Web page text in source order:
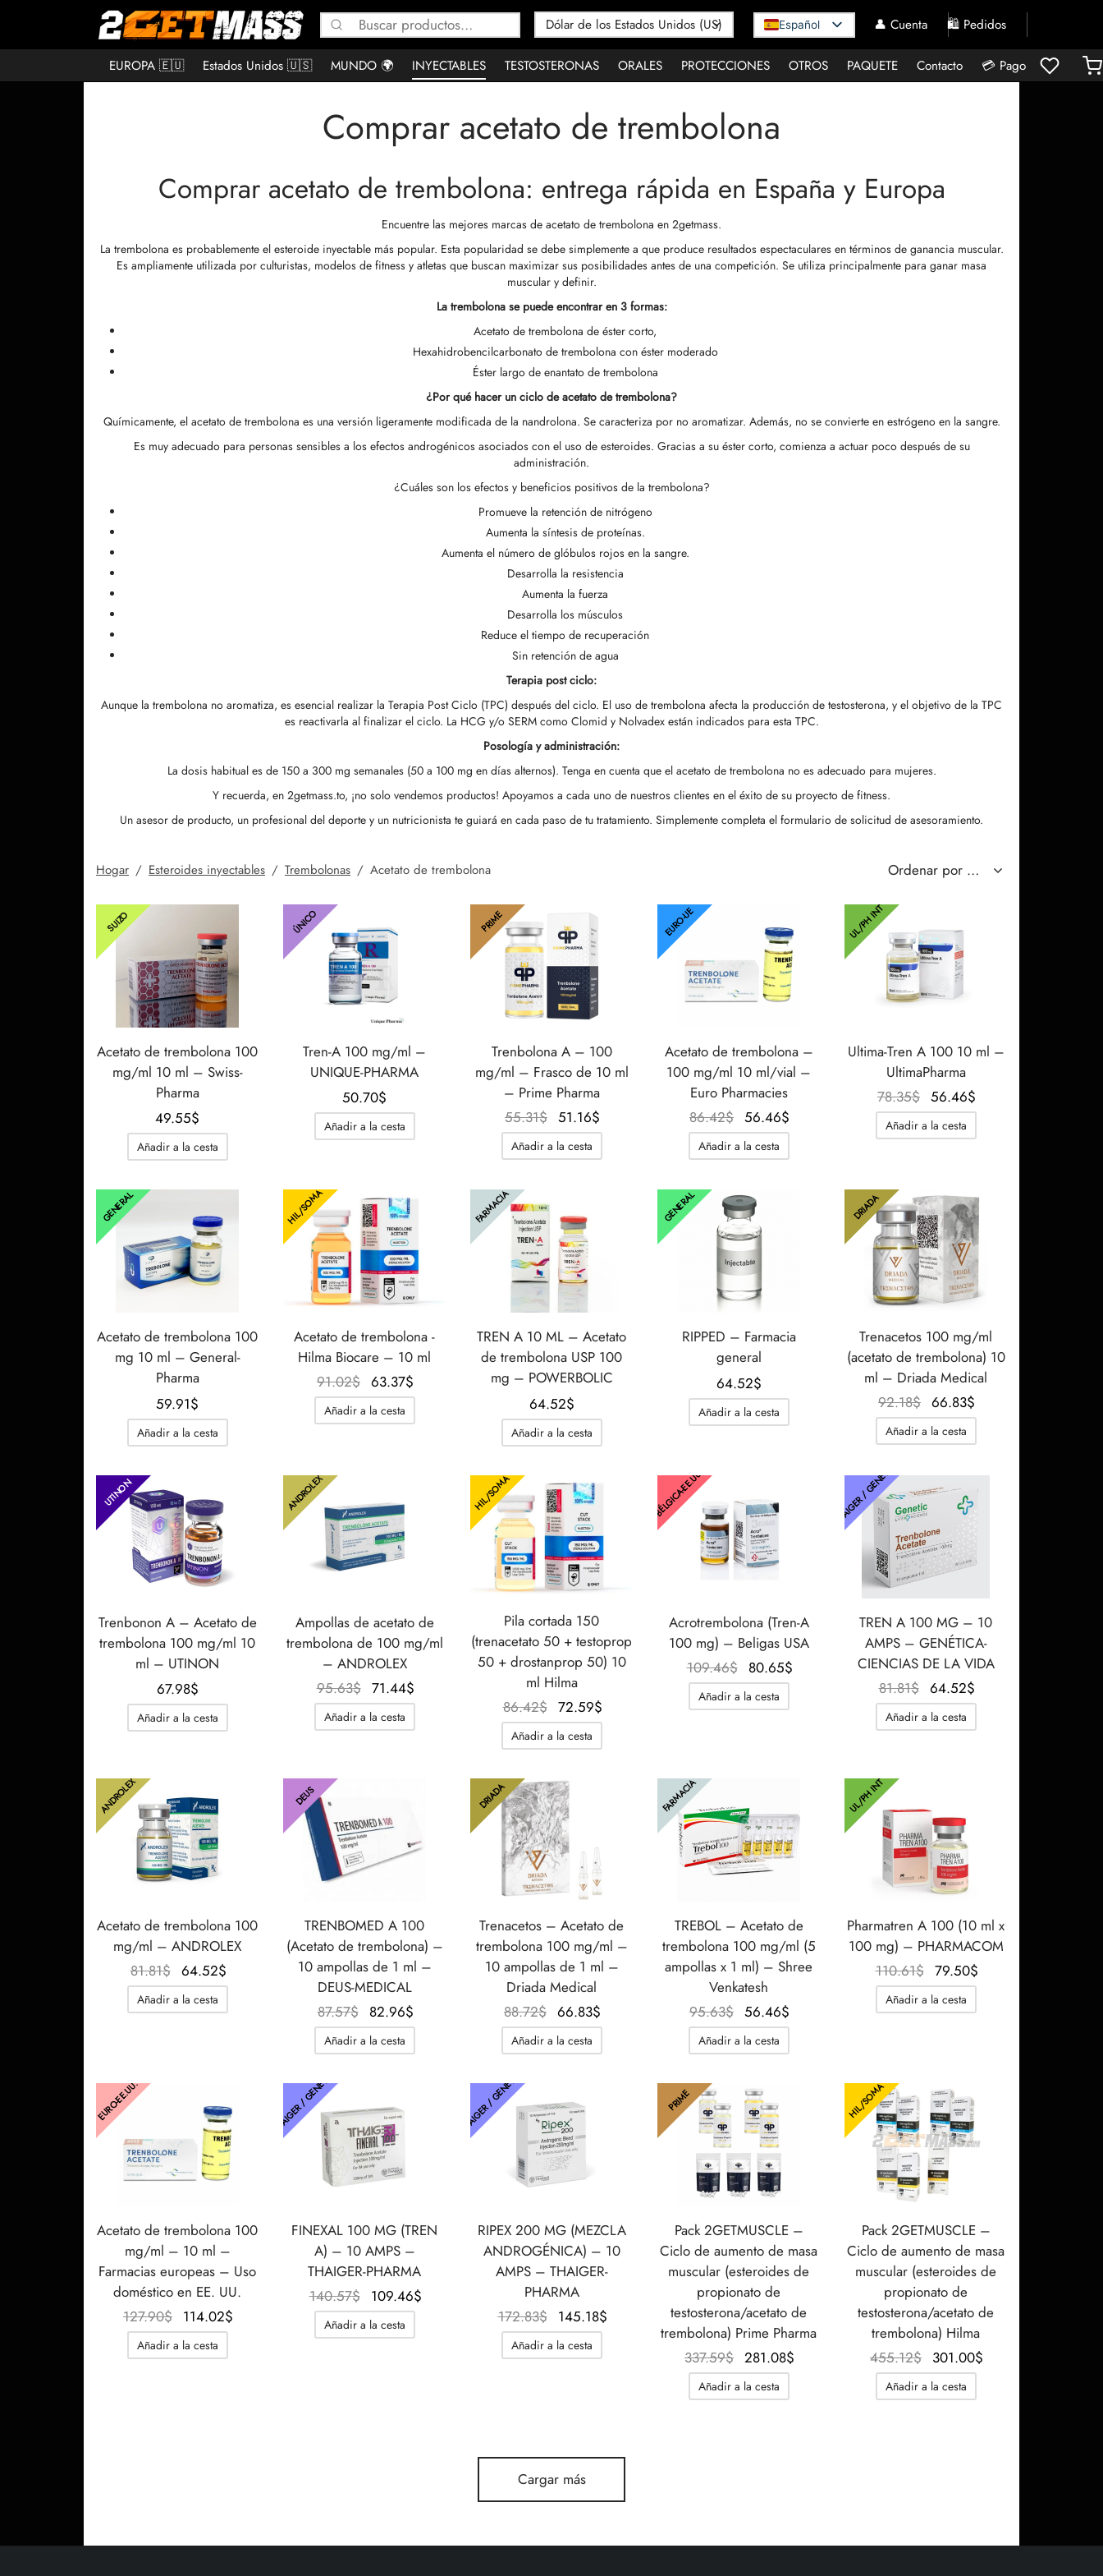
Buscar
por:
Español 👤 Cuenta 🛍️ Pedidos
EUROPA 🇪🇺 Estados Unidos 🇺🇸 MUNDO 🌍 INYECTABLES TESTOSTERONAS ORALES PROTECCIONES OTROS PAQUETE Contacto 💳 Pago
Comprar acetato de trembolona
Comprar acetato de trembolona: entrega rápida en España y Europa
Encuentre las mejores marcas de acetato de trembolona en 2getmass.
La trembolona es probablemente el esteroide inyectable más popular. Esta popularidad se debe simplemente a que produce resultados espectaculares en términos de ganancia muscular.
Es ampliamente utilizada por culturistas, modelos de fitness y atletas que buscan maximizar sus posibilidades antes de una competición. Se utiliza principalmente para ganar masa
muscular y definir.
La trembolona se puede encontrar en 3 formas:
Acetato de trembolona de éster corto,
Hexahidrobencilcarbonato de trembolona con éster moderado
Éster largo de enantato de trembolona
¿Por qué hacer un ciclo de acetato de trembolona?
Químicamente, el acetato de trembolona es una versión ligeramente modificada de la nandrolona. Se caracteriza por no aromatizar. Además, no se convierte en estrógeno en la sangre.
Es muy adecuado para personas sensibles a los efectos androgénicos asociados con el uso de esteroides. Gracias a su éster corto, comienza a actuar poco después de su
administración.
¿Cuáles son los efectos y beneficios positivos de la trembolona?
Promueve la retención de nitrógeno
Aumenta la síntesis de proteínas.
Aumenta el número de glóbulos rojos en la sangre.
Desarrolla la resistencia
Aumenta la fuerza
Desarrolla los músculos
Reduce el tiempo de recuperación
Sin retención de agua
Terapia post ciclo:
Aunque la trembolona no aromatiza, es esencial realizar la Terapia Post Ciclo (TPC) después del ciclo. El uso de trembolona afecta la producción de testosterona, y el objetivo de la TPC
es reactivarla al finalizar el ciclo. La HCG y/o SERM como Clomid y Nolvadex están indicados para esta TPC.
Posología y administración:
La dosis habitual es de 150 a 300 mg semanales (50 a 100 mg en días alternos). Tenga en cuenta que el acetato de trembolona no es adecuado para mujeres.
Y recuerda, en 2getmass.to, ¡no solo vendemos productos! Apoyamos a cada uno de nuestros clientes en el éxito de su proyecto de fitness.
Un asesor de producto, un profesional del deporte y un nutricionista te guiará en cada paso de tu tratamiento. Simplemente completa el formulario de solicitud de asesoramiento.
Hogar / Esteroides inyectables / Trembolonas / Acetato de trembolona
SUIZO
Acetato de trembolona 100
mg/ml 10 ml – Swiss-
Pharma
49.55$
Añadir a la cesta
ÚNICO
Tren-A 100 mg/ml –
UNIQUE-PHARMA
50.70$
Añadir a la cesta
PRIME
Trenbolona A – 100
mg/ml – Frasco de 10 ml
– Prime Pharma
55.31$
El
precio
original
51.16$
Añadir a la cesta
EURO-UE
Acetato de trembolona –
100 mg/ml 10 ml/vial –
Euro Pharmacies
86.42$
El
precio
original
86.42$.
56.46$
Añadir a la cesta
UL/PH INT
Ultima-Tren A 100 10 ml –
UltimaPharma
78.35$
El
precio
original
56.46$
Añadir a la cesta
GENERAL
Acetato de trembolona 100
mg 10 ml – General-
Pharma
59.91$
Añadir a la cesta
HIL/SOMA
Acetato de trembolona -
Hilma Biocare – 10 ml
91.02$
El
precio
original
63.37$
Añadir a la cesta
FARMACIA
TREN A 10 ML – Acetato
de trembolona USP 100
mg – POWERBOLIC
64.52$
Añadir a la cesta
GENERAL
RIPPED – Farmacia
general
64.52$
Añadir a la cesta
DRIADA
Trenacetos 100 mg/ml
(acetato de trembolona) 10
ml – Driada Medical
92.18$
El
precio
original
92.18$.
66.83$
Añadir a la cesta
UTINON
Trenbonon A – Acetato de
trembolona 100 mg/ml 10
ml – UTINON
67.98$
Añadir a la cesta
ANDROLEX
Ampollas de acetato de
trembolona de 100 mg/ml
– ANDROLEX
95.63$
El
precio
original
71.44$
Añadir a la cesta
HIL/SOMA
Pila cortada 150
(trenacetato 50 + testoprop
50 + drostanprop 50) 10
ml Hilma
86.42$
El
precio
original
86.42$.
72.59$
Añadir a la cesta
BÉLGICA-EE.UU.
Acrotrembolona (Tren-A
100 mg) – Beligas USA
109.46$
El precio
original
era:
80.65$
Añadir a la cesta
THAIGER / GENÉTICA
TREN A 100 MG – 10
AMPS – GENÉTICA-
CIENCIAS DE LA VIDA
81.81$
El
precio
original
64.52$
Añadir a la cesta
ANDROLEX
Acetato de trembolona 100
mg/ml – ANDROLEX
81.81$
El
precio
original
64.52$
Añadir a la cesta
DEUS
TRENBOMED A 100
(Acetato de trembolona) –
10 ampollas de 1 ml –
DEUS-MEDICAL
87.57$
El
precio
original
82.96$
Añadir a la cesta
DRIADA
Trenacetos – Acetato de
trembolona 100 mg/ml –
10 ampollas de 1 ml –
Driada Medical
88.72$
El
precio
original
66.83$
Añadir a la cesta
FARMACIA
TREBOL – Acetato de
trembolona 100 mg/ml (5
ampollas x 1 ml) – Shree
Venkatesh
95.63$
El
precio
original
95.63$.
56.46$
Añadir a la cesta
UL/PH INT
Pharmatren A 100 (10 ml x
100 mg) – PHARMACOM
110.61$ El precio
original
era:
79.50$
Añadir a la cesta
EURO-EE.UU.
Acetato de trembolona 100
mg/ml – 10 ml –
Farmacias europeas – Uso
doméstico en EE. UU.
127.90$ El precio
original
era:
114.02$
Añadir a la cesta
THAIGER / GENÉTICA
FINEXAL 100 MG (TREN
A) – 10 AMPS –
THAIGER-PHARMA
140.57$
El precio
original
era:
109.46$
Añadir a la cesta
THAIGER / GENÉTICA
RIPEX 200 MG (MEZCLA
ANDROGÉNICA) – 10
AMPS – THAIGER-
PHARMA
172.83$
El precio
original
era:
145.18$
Añadir a la cesta
PRIME
Pack 2GETMUSCLE –
Ciclo de aumento de masa
muscular (esteroides de
propionato de
testosterona/acetato de
trembolona) Prime Pharma
337.59$ El precio
original
era:
281.08$
Añadir a la cesta
HIL/SOMA
Pack 2GETMUSCLE –
Ciclo de aumento de masa
muscular (esteroides de
propionato de
testosterona/acetato de
trembolona) Hilma
455.12$ El precio
original
era:
301.00$
Añadir a la cesta
Cargar más